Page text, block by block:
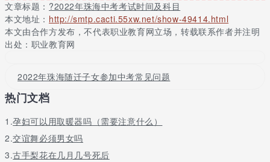
高中阶段学校录取依据，等级性考试科目成绩均达到c级以上(含c
级)方可被普通高中(含国家级示范性普通高中)录取。生物、地理在
当科结业年级(初二)进行考试，初三考生(含社青类考生)可结合考试
成绩及自身实际申请补考，并按规定时间报名。具体按《关于珠海
明，由各区教育行政部门汇总并于4月15前报送市招生办。
3.体育考试科目。体育考试科目分必考科目和选考科目：必考科目
择一项;选考科目——在三级蛙跳、投掷实心球、足球25米绕杆运
球、一分钟跳绳、篮球半场来回运球上篮五个项目中，由考生自主
选择一项。
文章标题： ?2022年珠海中考考试时间及科目
本文地址： http://smtp.cacti.55xw.net/show-49414.html
本文由合作方发布，不代表职业教育网立场，转载联系作者并注明
出处：职业教育网
2022年珠海随迁子女参加中考常见问题
热门文档
1.孕妇可以用取暖器吗（需要注意什么）
2.交谊舞必须男女吗
3.古手梨花在几月几号死后